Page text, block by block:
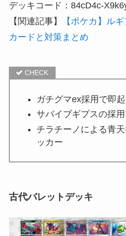
デッキコード：84cD4c-
【関連記事】
【ポケカ】ル
カードと対策まとめ
ガチグマex採用で即
サバイブギプスの採
チラチーノによる青
ッカー
古代バレットデッキ